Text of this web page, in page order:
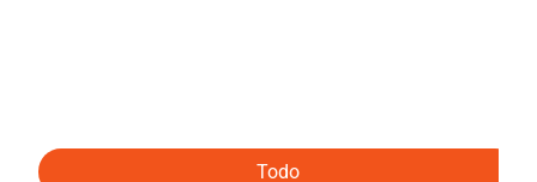
Todo